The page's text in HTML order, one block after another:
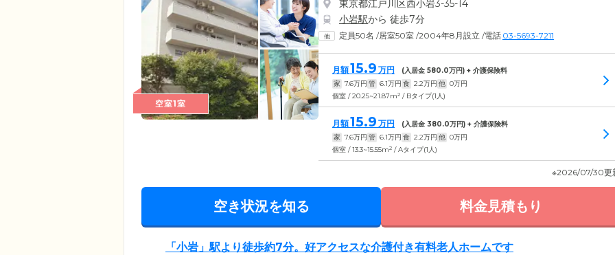
空室1室
東京都江戸川区西小岩3-35-14
小岩駅から 徒歩7分
定員50名 /居室50室 /2004年8月設立 /電話 03-5693-7211
月額15.9 万円 (入居金 580.0万円) + 介護保険料
家 7.6万円 管 6.1万円 食 2.2万円 他 0万円
個室 / 20.25~21.87m2 / Bタイプ(1人)
月額15.9 万円 (入居金 380.0万円) + 介護保険料
家 7.6万円 管 6.1万円 食 2.2万円 他 0万円
個室 / 13.3~15.55m2 / Aタイプ(1人)
※2026/07/30更
空き状況を知る 料金見積もり
「小岩」駅より徒歩約7分。好アクセスな介護付き有料老人ホームです